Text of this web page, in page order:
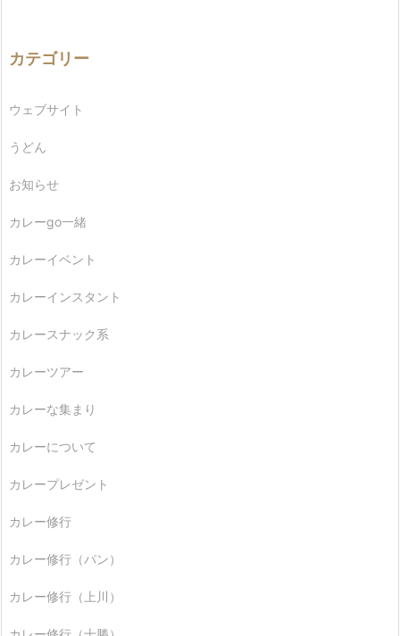
カテゴリー
ウェブサイト
うどん
お知らせ
カレーgo一緒
カレーイベント
カレーインスタント
カレースナック系
カレーツアー
カレーな集まり
カレーについて
カレープレゼント
カレー修行
カレー修行（パン）
カレー修行（上川）